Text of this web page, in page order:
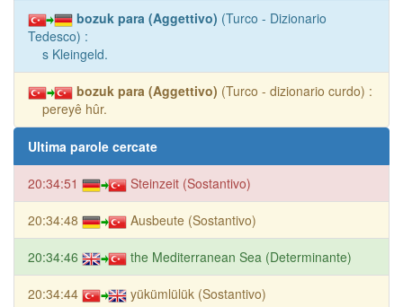
bozuk para (Aggettivo) (Turco - Dizionario
Tedesco) :
s Kleingeld.
bozuk para (Aggettivo) (Turco - dizionario curdo) :
pereyê hûr.
Ultima parole cercate
20:34:51 Steinzeit (Sostantivo)
20:34:48 Ausbeute (Sostantivo)
20:34:46 the Mediterranean Sea (Determinante)
20:34:44 yükümlülük (Sostantivo)